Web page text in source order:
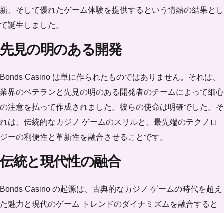
新、そして優れたゲーム体験を提供するという情熱の結果とし
て誕生しました。
先見の明のある開発
Bonds Casino は単に作られたものではありません。それは、
業界のベテランと先見の明のある開発者のチームによって細心
の注意を払って作成されました。彼らの使命は明確でした。そ
れは、伝統的なカジノ ゲームのスリルと、最先端のテクノロ
ジーの利便性と革新性を融合させることです。
伝統と現代性の融合
Bonds Casino の起源は、古典的なカジノ ゲームの時代を超え
た魅力と現代のゲーム トレンドのダイナミズムを融合すると